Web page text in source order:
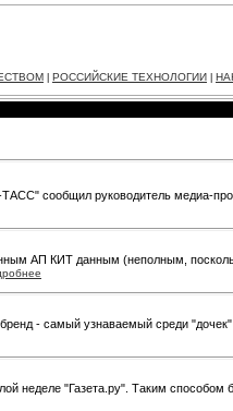
РОССИЙСКИЕ ТЕХНОЛОГИИ
сообщил руководитель медиа-
АП КИТ данным (неполным,
- самый узнаваемый среди
неделе "Газета.ру". Таким способом